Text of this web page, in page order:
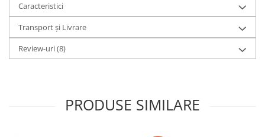
Caracteristici
Transport și Livrare
Review-uri(8)
PRODUSE SIMILARE